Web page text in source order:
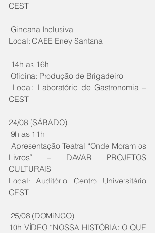
CEST
Gincana Inclusiva
Local: CAEE Eney Santana
14h as 16h
Oficina: Produção de Brigadeiro
Local: Laboratório de Gastronomia –
CEST
24/08 (SÁBADO)
9h as 11h
Apresentação Teatral “Onde Moram os
Livros” – DAVAR PROJETOS
CULTURAIS
Local: Auditório Centro Universitário
CEST
25/08 (DOMiNGO)
10h VÍDEO “NOSSA HISTÓRIA: O QUE